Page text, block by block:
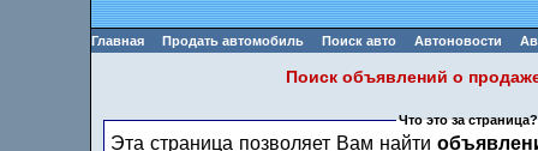
Главная Продать автомобиль Поиск авто Автоновости
Поиск объявлений о
Что это за страница?
Эта страница позволяет Вам найти